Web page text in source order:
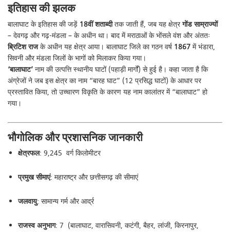
इतिहास की झलक
बालाघाट के इतिहास की जड़ें 18वीं शताब्दीतक जाती हैं, जब यह क्षेत्रगोंड साम्राज्यों
– देवगढ़ और गढ़-मंडला – के अधीन था। बाद में मराठाओं के भोंसले वंश और अंततः
ब्रिटिश राजके अधीन यह क्षेत्र आया। बालाघाट जिले का गठन वर्ष 1867में भंडारा,
सिवनी और मंडला जिलों के भागों को मिलाकर किया गया।
‘बालाघाट’नाम की उत्पत्ति स्थानीय घाटों (पहाड़ी मार्गों) से हुई है। कहा जाता है कि
अंग्रेजों ने जब इस क्षेत्र का नाम “बारह घाट” (12 प्रसिद्ध घाटों) के आधार पर
प्रस्तावित किया, तो उच्चारण विकृति के कारण यह नाम कालांतर में “बालाघाट” हो
गया।
भौगोलिक और प्रशासनिक जानकारी
क्षेत्रफल: 9,245 वर्ग किलोमीटर
प्रमुख सीमाएं: महाराष्ट्र और छत्तीसगढ़ की सीमाएं
जलवायु: सामान्य गर्म और आर्द्र
राजस्व अनुभाग: 7 (बालाघाट, वारासिवनी, कटंगी, बैहर, लांजी, किरनापुर,